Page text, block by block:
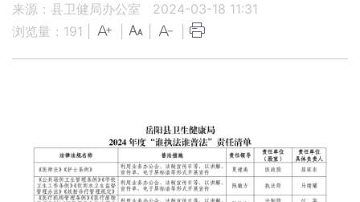
来源：县卫健局办公室
2024-03-18 11:31
浏览量： 191